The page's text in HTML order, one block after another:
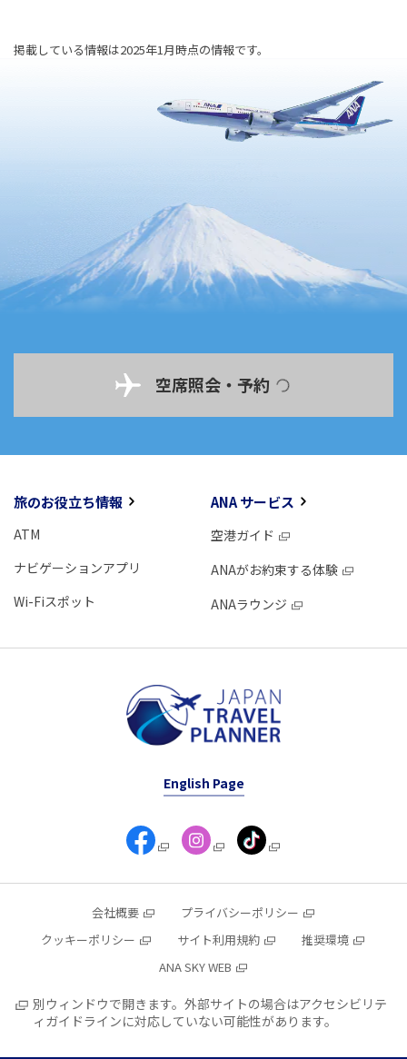
掲載している情報は2025年1月時点の情報です。
空席照会・予約
旅のお役立ち情報
ATM
ナビゲーションアプリ
Wi-Fiスポット
ANA サービス
空港ガイド
ANAがお約束する体験
ANAラウンジ
English Page
会社概要
プライバシーポリシー
クッキーポリシー
サイト利用規約
推奨環境
ANA SKY WEB
別ウィンドウで開きます。外部サイトの場合はアクセシビリテ
ィガイドラインに対応していない可能性があります。